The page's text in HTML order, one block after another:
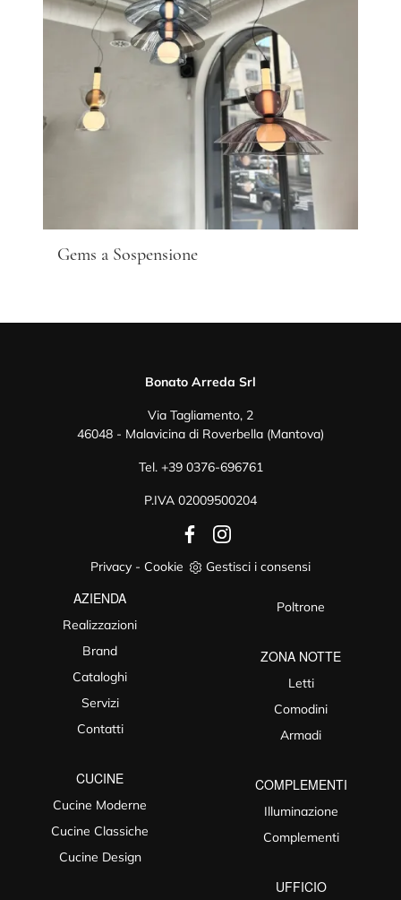
Gems a Sospensione
Bonato Arreda Srl
Via Tagliamento, 2
46048 - Malavicina di Roverbella (Mantova)
Tel. +39 0376-696761
P.IVA 02009500204
Privacy - Cookie Gestisci i consensi
AZIENDA
Realizzazioni
Brand
Cataloghi
Servizi
Contatti
CUCINE
Cucine Moderne
Cucine Classiche
Cucine Design
Poltrone
ZONA NOTTE
Letti
Comodini
Armadi
COMPLEMENTI
Illuminazione
Complementi
UFFICIO